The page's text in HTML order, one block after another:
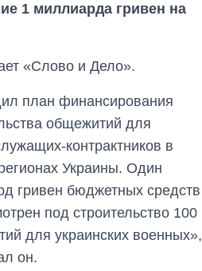
1 миллиарда гривен на
«Слово и Дело».
план финансирования
общежитий для
контрактников в
Украины. Один
гривен бюджетных средств
под строительство 100
для украинских военных»,
он.